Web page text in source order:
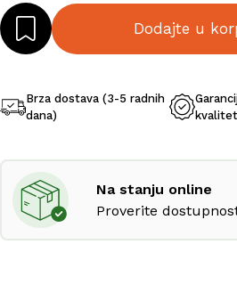
Dodajte u
Brza dostava (3-5 radnih
dana)
Na stanju online
Proverite